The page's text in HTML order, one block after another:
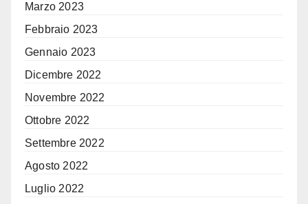
Marzo 2023
Febbraio 2023
Gennaio 2023
Dicembre 2022
Novembre 2022
Ottobre 2022
Settembre 2022
Agosto 2022
Luglio 2022